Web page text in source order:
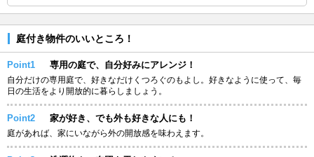
庭付き物件のいいところ！
Point1 専用の庭で、自分好みにアレンジ！
自分だけの専用庭で、好きなだけくつろぐのもよし。好きなように使って、毎
日の生活をより開放的に暮らしましょう。
Point2 家が好き、でも外も好きな人にも！
庭があれば、家にいながら外の開放感を味わえます。